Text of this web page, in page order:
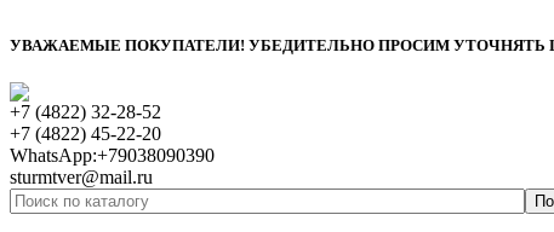
УВАЖАЕМЫЕ ПОКУПАТЕЛИ! УБЕДИТЕЛЬНО ПРОСИМ УТОЧНЯТЬ
+7 (4822) 32-28-52
+7 (4822) 45-22-20
WhatsApp:+79038090390
sturmtver@mail.ru